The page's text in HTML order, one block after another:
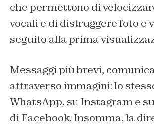
che permettono di
vocali e di distruggere foto e
seguito alla prima
Messaggi più brevi,
attraverso immagini: lo
WhatsApp, su Instagram e
di Facebook. Insomma, la